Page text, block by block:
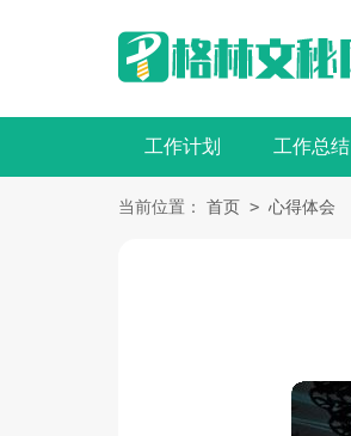
工作计划 工作总结
当前位置： 首页 > 心得体会